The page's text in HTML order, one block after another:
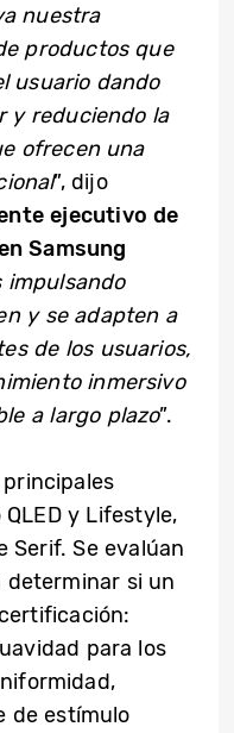
nuestra
productos que
usuario dando
y reduciendo la
ofrecen una
”, dijo
ejecutivo de
Samsung
impulsando
y se adapten a
de los usuarios,
inmersivo
a largo plazo”.
y Lifestyle,
Serif. Se evalúan
si un
para los
de estímulo